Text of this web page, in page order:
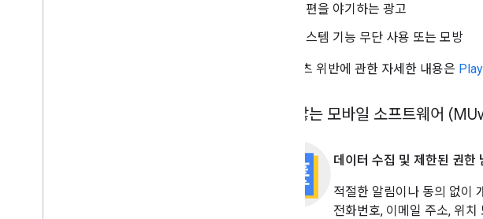
불편을 야기하는 광고
시스템 기능 무단 사용 또는 모방
각 콘텐츠 위반에 관한 자세한 내용은
원치 않는 모바일 소프트웨어
데이터 수집 및 제한된 권한
적절한 알림이나 동의 없이
전화번호, 이메일 주소, 위